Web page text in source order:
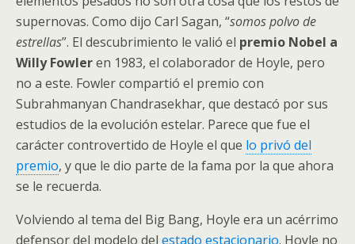
supernovas. Como dijo Carl Sagan, “somos polvo de
estrellas”. El descubrimiento le valió el premio Nobel a
Willy Fowleren 1983, el colaborador de Hoyle, pero
no a este. Fowler compartió el premio con
Subrahmanyan Chandrasekhar, que destacó por sus
estudios de la evolución estelar. Parece que fue el
carácter controvertido de Hoyle el que lo privó del
premio, y que le dio parte de la fama por la que ahora
se le recuerda.
Volviendo al tema del Big Bang, Hoyle era un acérrimo
defensor del modelo del estado estacionario. Hoyle no